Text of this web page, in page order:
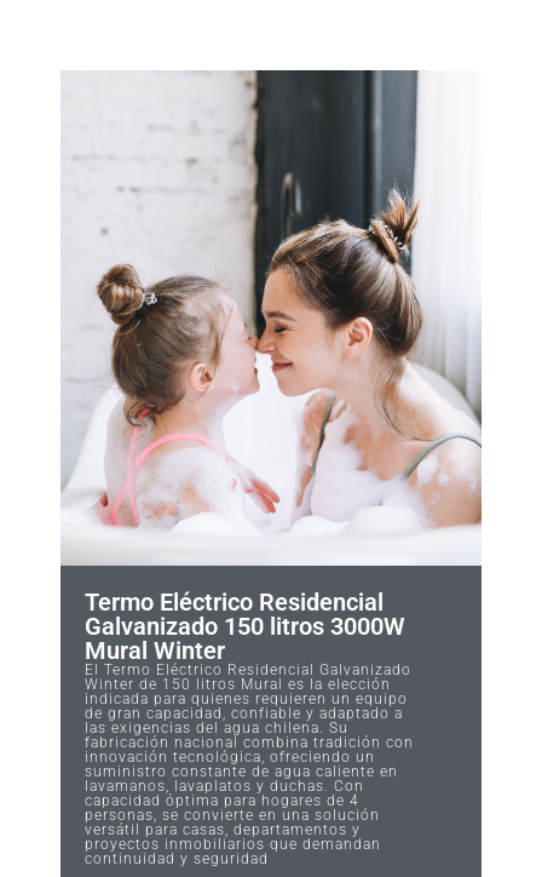
Termo Eléctrico Residencial
Galvanizado 150 litros 3000W
Mural Winter
El Termo Eléctrico Residencial Galvanizado
Winter de 150 litros Mural es la elección
indicada para quienes requieren un equipo
de gran capacidad, confiable y adaptado a
las exigencias del agua chilena. Su
fabricación nacional combina tradición con
innovación tecnológica, ofreciendo un
suministro constante de agua caliente en
lavamanos, lavaplatos y duchas. Con
capacidad óptima para hogares de 4
personas, se convierte en una solución
versátil para casas, departamentos y
proyectos inmobiliarios que demandan
continuidad y seguridad